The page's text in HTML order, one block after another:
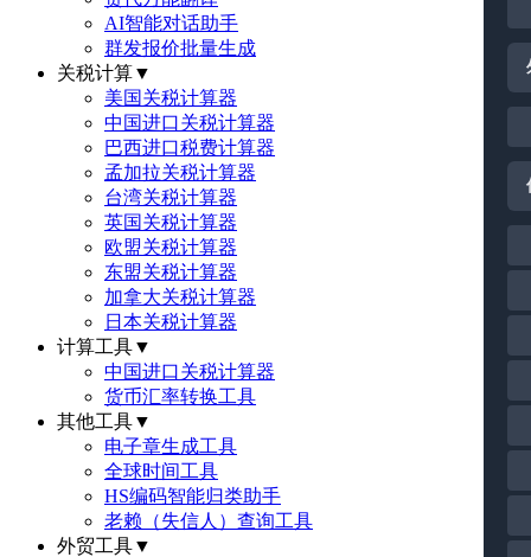
AI智能对话助手
群发报价批量生成
关税计算▼
美国关税计算器
中国进口关税计算器
巴西进口税费计算器
孟加拉关税计算器
台湾关税计算器
英国关税计算器
欧盟关税计算器
东盟关税计算器
加拿大关税计算器
日本关税计算器
计算工具▼
中国进口关税计算器
货币汇率转换工具
其他工具▼
电子章生成工具
全球时间工具
HS编码智能归类助手
老赖（失信人）查询工具
外贸工具▼